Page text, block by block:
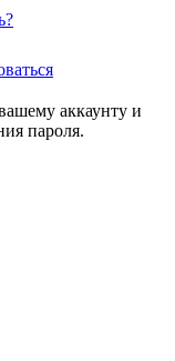
аккаунту и
пароля.